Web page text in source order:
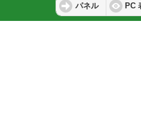
パネル PC